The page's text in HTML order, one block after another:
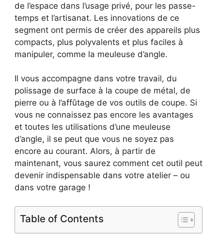
de l’espace dans l’usage privé, pour les passe-
temps et l’artisanat. Les innovations de ce
segment ont permis de créer des appareils plus
compacts, plus polyvalents et plus faciles à
manipuler, comme la meuleuse d’angle.
Il vous accompagne dans votre travail, du
polissage de surface à la coupe de métal, de
pierre ou à l’affûtage de vos outils de coupe. Si
vous ne connaissez pas encore les avantages
et toutes les utilisations d’une meuleuse
d’angle, il se peut que vous ne soyez pas
encore au courant. Alors, à partir de
maintenant, vous saurez comment cet outil peut
devenir indispensable dans votre atelier – ou
dans votre garage !
Table of Contents